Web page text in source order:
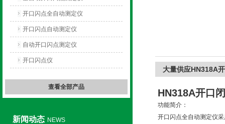
开口闪点全自动测定仪
开口闪点自动测定仪
自动开口闪点测定仪
开口闪点仪
查看全部产品
新闻动态 NEWS
大量供应HN318A
HN318A开口
功能简介：
开口闪点全自动测定仪